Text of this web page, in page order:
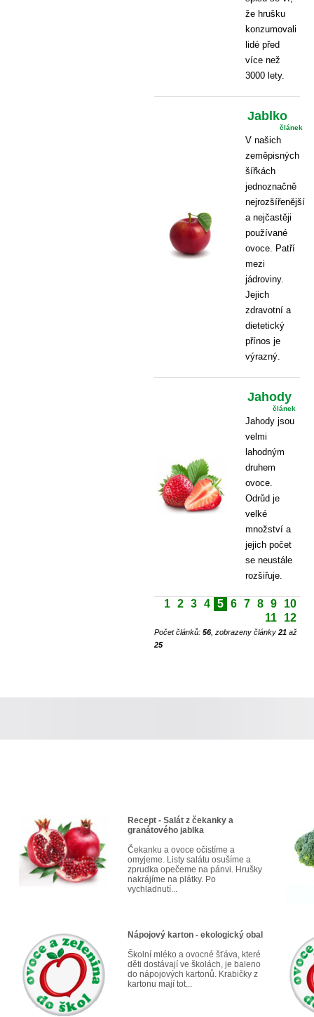
že hrušku
konzumovali
lidé před
více než
3000 lety.
Jablko
článek
V našich
zeměpisných
šířkách
jednoznačně
nejrozšířenější
a nejčastěji
používané
ovoce. Patří
mezi
jádroviny.
Jejich
zdravotní a
dietetický
přínos je
výrazný.
Jahody
článek
Jahody jsou
velmi
lahodným
druhem
ovoce.
Odrůd je
velké
množství a
jejich počet
se neustále
rozšiřuje.
1 2 3 4 5 6 7 8 9
10
11
12
Počet článků: 56 , zobrazeny články 21 až
25
Recept - Salát z čekanky a
granátového jablka
Čekanku a ovoce očistíme a
omyjeme. Listy salátu osušíme a
zprudka opečeme na pánvi. Hrušky
nakrájíme na plátky. Po
vychladnutí...
Nápojový karton - ekologický obal
Školní mléko a ovocné šťáva, které
děti dostávají ve školách, je baleno
do nápojových kartonů. Krabičky z
kartonu mají tot...